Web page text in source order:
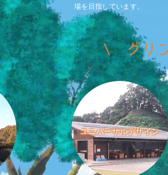
場を目指しています。
ユニバーサルデザイン